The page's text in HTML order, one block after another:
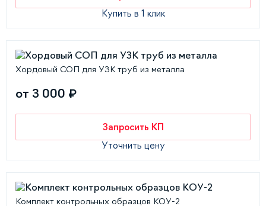
Купить в 1 клик
Хордовый СОП для УЗК труб из металла
от 3 000 ₽
Запросить КП
Уточнить цену
Комплект контрольных образцов КОУ-2